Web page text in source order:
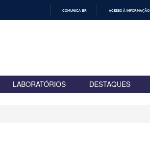
COMUNICA BR ACESSO À INFORMAÇÃO
LABORATÓRIOS DESTAQUES